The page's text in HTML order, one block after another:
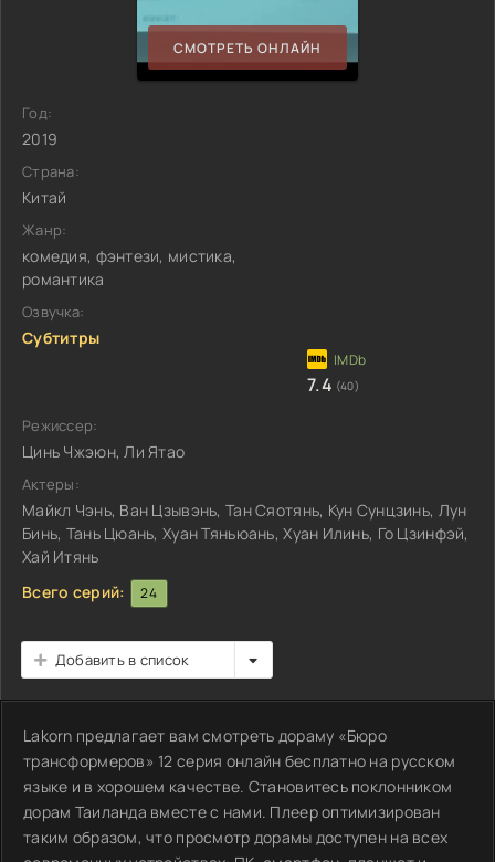
СМОТРЕТЬ ОНЛАЙН
Год:
2019
Страна:
Китай
Жанр:
комедия, фэнтези, мистика,
романтика
Озвучка:
Субтитры
7.4 (40)
Режиссер:
Цинь Чжэюн, Ли Ятао
Актеры:
Майкл Чэнь, Ван Цзывэнь, Тан Сяотянь, Кун Сунцзинь, Лун
Бинь, Тань Цюань, Хуан Тяньюань, Хуан Илинь, Го Цзинфэй,
Хай Итянь
Всего серий:
24
Добавить в список
Lakorn предлагает вам смотреть дораму «Бюро
трансформеров» 12 серия онлайн бесплатно на русском
языке и в хорошем качестве. Становитесь поклонником
дорам Таиланда вместе с нами. Плеер оптимизирован
таким образом, что просмотр дорамы доступен на всех